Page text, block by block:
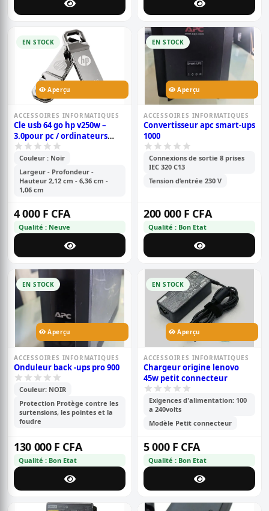
EN STOCK
Aperçu
ACCESSOIRES INFORMATIQUES
Cle usb 64 go hp v250w –
3.0pour pc / ordinateurs
portables
Couleur : Noir
Largeur - Profondeur -
Hauteur 2,12 cm - 6,36 cm -
1,06 cm
4 000 F CFA
Qualité : Neuve
EN STOCK
Aperçu
ACCESSOIRES INFORMATIQUES
Convertisseur apc smart-ups
1000
Connexions de sortie 8 prises
IEC 320 C13
Tension d’entrée 230 V
200 000 F CFA
Qualité : Bon Etat
EN STOCK
Aperçu
ACCESSOIRES INFORMATIQUES
Onduleur back -ups pro 900
Couleur: NOIR
Protection Protège contre les
surtensions, les pointes et la
foudre
130 000 F CFA
Qualité : Bon Etat
EN STOCK
Aperçu
ACCESSOIRES INFORMATIQUES
Chargeur origine lenovo
45w petit connecteur
Exigences d'alimentation: 100
a 240volts
Modèle Petit connecteur
5 000 F CFA
Qualité : Bon Etat